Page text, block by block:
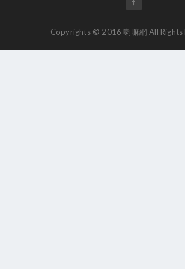
Copyrights © 2016 喇嘛網 All Rights